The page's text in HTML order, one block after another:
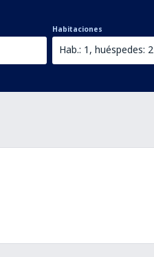
Habitaciones
Hab.: 1, huéspedes: 2